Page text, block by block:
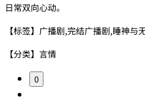
日常双向心动。
【标签】广播剧,完结广播剧,睡神
【分类】言情
0